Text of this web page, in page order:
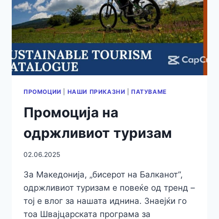
ПРОМОЦИИ НАШИ ПРИКАЗНИ ПАТУВАМЕ
Промоција на
одржливиот туризам
02.06.2025
За Македонија, „бисерот на Балканот“,
одржливиот туризам е повеќе од тренд –
тој е влог за нашата иднина. Знаејќи го
тоа Швајцарската програма за